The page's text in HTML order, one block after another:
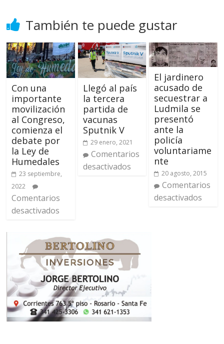
También te puede gustar
Con una
importante
movilización
al Congreso,
comienza el
debate por
la Ley de
Humedales
23 septiembre,
2022
Comentarios
desactivados
Llegó al país
la tercera
partida de
vacunas
Sputnik V
29 enero, 2021
Comentarios
desactivados
El jardinero
acusado de
secuestrar a
Ludmila se
presentó
ante la
policía
voluntariame
nte
20 agosto, 2015
Comentarios
desactivados